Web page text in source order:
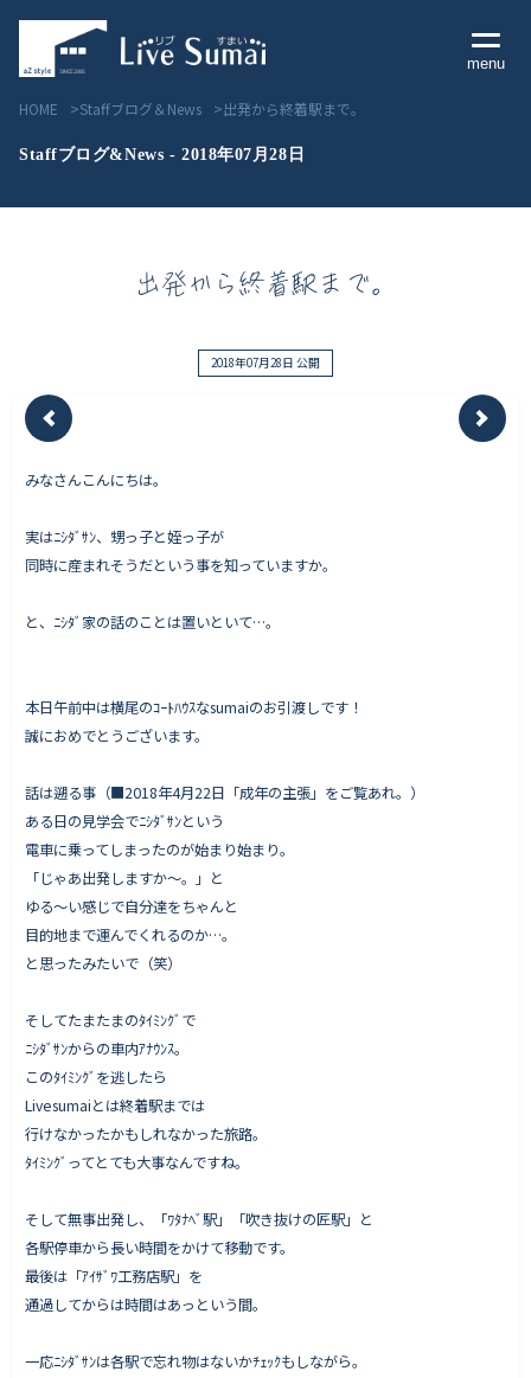
menu
Livesumai 住宅標準性能
Livesumai 保証について
見学会／モデルハウス情報
物件情報
Works - 施工実績
完成案内
よくいただくご質問
お役立ちコラム
会社情報
代表挨拶
スタッフ紹介
Staff ブログ&News
HOME Staffブログ＆News 出発から終着駅まで。
Staffブログ&News - 2018年07月28日
出発から終着駅まで。
2018年07月28日 公開
みなさんこんにちは。
実はﾆｼﾀﾞｻﾝ、甥っ子と姪っ子が
同時に産まれそうだという事を知っていますか。
と、ﾆｼﾀﾞ家の話のことは置いといて…。
本日午前中は横尾のｺｰﾄﾊｳｽなsumaiのお引渡しです！
誠におめでとうございます。
話は遡る事（■2018年4月22日「成年の主張」をご覧あれ。）
ある日の見学会でﾆｼﾀﾞｻﾝという
電車に乗ってしまったのが始まり始まり。
「じゃあ出発しますか〜。」と
ゆる〜い感じで自分達をちゃんと
目的地まで運んでくれるのか…。
と思ったみたいで（笑）
そしてたまたまのﾀｲﾐﾝｸﾞで
ﾆｼﾀﾞｻﾝからの車内ｱﾅｳﾝｽ。
このﾀｲﾐﾝｸﾞを逃したら
Livesumaiとは終着駅までは
行けなかったかもしれなかった旅路。
ﾀｲﾐﾝｸﾞってとても大事なんですね。
そして無事出発し、「ﾜﾀﾅﾍﾞ駅」「吹き抜けの匠駅」と
各駅停車から長い時間をかけて移動です。
最後は「ｱｲｻﾞﾜ工務店駅」を
通過してからは時間はあっという間。
一応ﾆｼﾀﾞｻﾝは各駅で忘れ物はないかﾁｪｯｸもしながら。